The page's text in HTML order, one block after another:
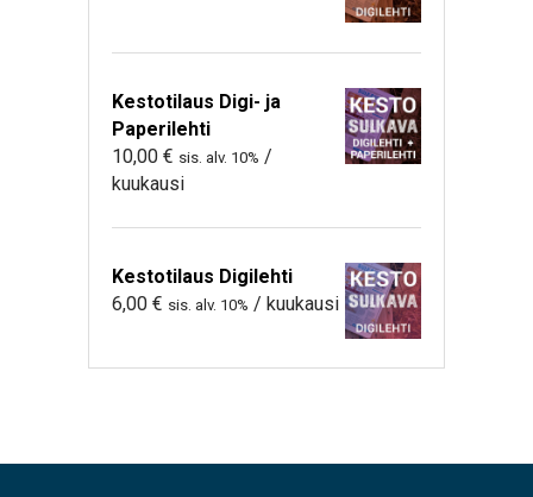
Kestotilaus Digi- ja
Paperilehti
10,00 € sis. alv. 10% /
kuukausi
Kestotilaus Digilehti
6,00 € sis. alv. 10% / kuukausi